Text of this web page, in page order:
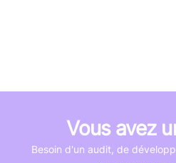
Vous avez
Besoin d'un audit, de